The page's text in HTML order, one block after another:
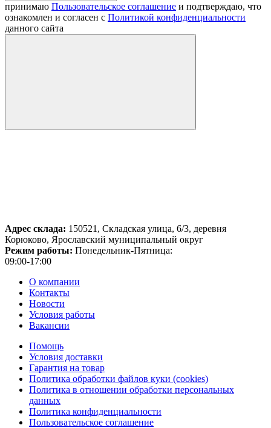
принимаю Пользовательское соглашение и подтверждаю, что
ознакомлен и согласен с Политикой конфиденциальности
данного сайта
Адрес склада: 150521, Складская улица, 6/3, деревня
Корюково, Ярославский муниципальный округ
Режим работы: Понедельник-Пятница:
09:00-17:00
О компании
Контакты
Новости
Условия работы
Вакансии
Помощь
Условия доставки
Гарантия на товар
Политика обработки файлов куки (cookies)
Политика в отношении обработки персональных
данных
Политика конфиденциальности
Пользовательское соглашение